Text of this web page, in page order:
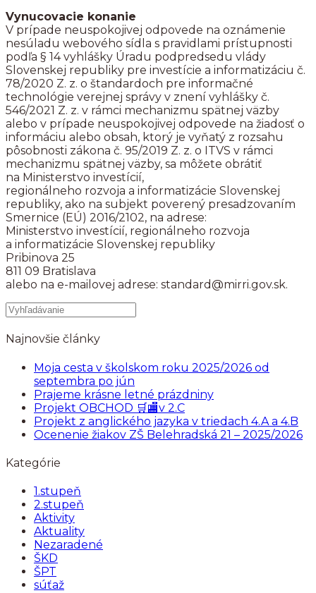
Vynucovacie konanie
V prípade neuspokojivej odpovede na oznámenie
nesúladu webového sídla s pravidlami prístupnosti
podľa § 14 vyhlášky Úradu podpredsedu vlády
Slovenskej republiky pre investície a informatizáciu č.
78/2020 Z. z. o štandardoch pre informačné
technológie verejnej správy v znení vyhlášky č.
546/2021 Z. z. v rámci mechanizmu spätnej väzby
alebo v prípade neuspokojivej odpovede na žiadosť o
informáciu alebo obsah, ktorý je vyňatý z rozsahu
pôsobnosti zákona č. 95/2019 Z. z. o ITVS v rámci
mechanizmu spätnej väzby, sa môžete obrátiť
na Ministerstvo investícií,
regionálneho rozvoja a informatizácie Slovenskej
republiky, ako na subjekt poverený presadzovaním
Smernice (EÚ) 2016/2102, na adrese:
Ministerstvo investícií, regionálneho rozvoja
a informatizácie Slovenskej republiky
Pribinova 25
811 09 Bratislava
alebo na e-mailovej adrese: standard@mirri.gov.sk.
Najnovšie články
Moja cesta v školskom roku 2025/2026 od
septembra po jún
Prajeme krásne letné prázdniny
Projekt OBCHOD 🛒🏬v 2.C
Projekt z anglického jazyka v triedach 4.A a 4.B
Ocenenie žiakov ZŠ Belehradská 21 – 2025/2026
Kategórie
1.stupeň
2.stupeň
Aktivity
Aktuality
Nezaradené
ŠKD
ŠPT
súťaž